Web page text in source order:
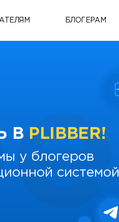
БЛОГЕРАМ
В PLIBBER!
у блогеров
системой